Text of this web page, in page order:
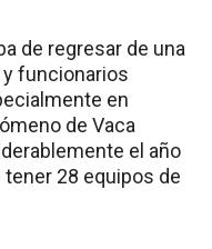
de regresar de una
funcionarios
en
de Vaca
el año
28 equipos de